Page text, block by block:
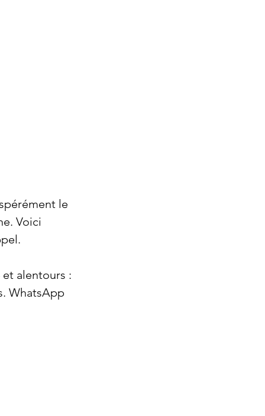
le
Voici
alentours :
WhatsApp